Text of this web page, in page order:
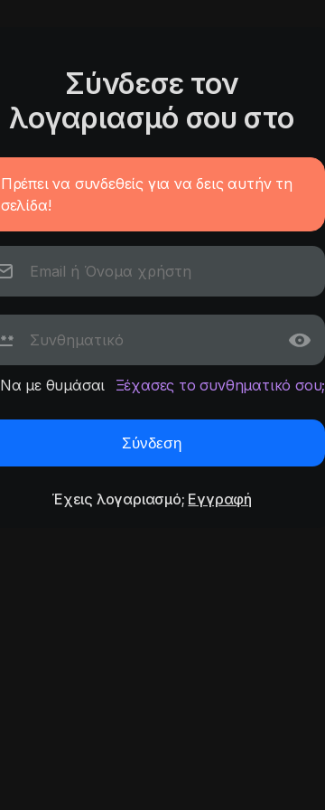
Σύνδεσε τον
λογαριασμό σου στο
Πρέπει να συνδεθείς για να δεις αυτήν τη
σελίδα!
Να με θυμάσαι Ξέχασες το συνθηματικό σου;
Σύνδεση
Έχεις λογαριασμό; Εγγραφή